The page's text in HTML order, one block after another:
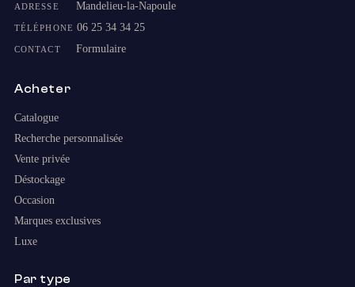
ADRESSE Mandelieu-la-Napoule
TÉLÉPHONE 06 25 34 34 25
CONTACT Formulaire
Acheter
Catalogue
Recherche personnalisée
Vente privée
Déstockage
Occasion
Marques exclusives
Luxe
Par type